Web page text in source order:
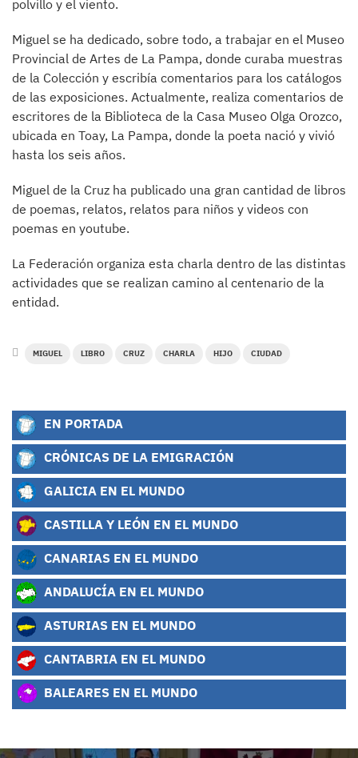
polvillo y el viento.
Miguel se ha dedicado, sobre todo, a trabajar en el Museo
Provincial de Artes de La Pampa, donde curaba muestras
de la Colección y escribía comentarios para los catálogos
de las exposiciones. Actualmente, realiza comentarios de
escritores de la Biblioteca de la Casa Museo Olga Orozco,
ubicada en Toay, La Pampa, donde la poeta nació y vivió
hasta los seis años.
Miguel de la Cruz ha publicado una gran cantidad de libros
de poemas, relatos, relatos para niños y videos con
poemas en youtube.
La Federación organiza esta charla dentro de las distintas
actividades que se realizan camino al centenario de la
entidad.
MIGUEL LIBRO CRUZ CHARLA HIJO CIUDAD
EN PORTADA
CRÓNICAS DE LA EMIGRACIÓN
GALICIA EN EL MUNDO
CASTILLA Y LEÓN EN EL MUNDO
CANARIAS EN EL MUNDO
ANDALUCÍA EN EL MUNDO
ASTURIAS EN EL MUNDO
CANTABRIA EN EL MUNDO
BALEARES EN EL MUNDO